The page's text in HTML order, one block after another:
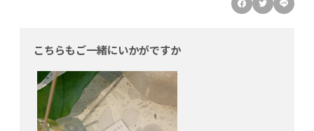
こちらもご一緒にいかがですか